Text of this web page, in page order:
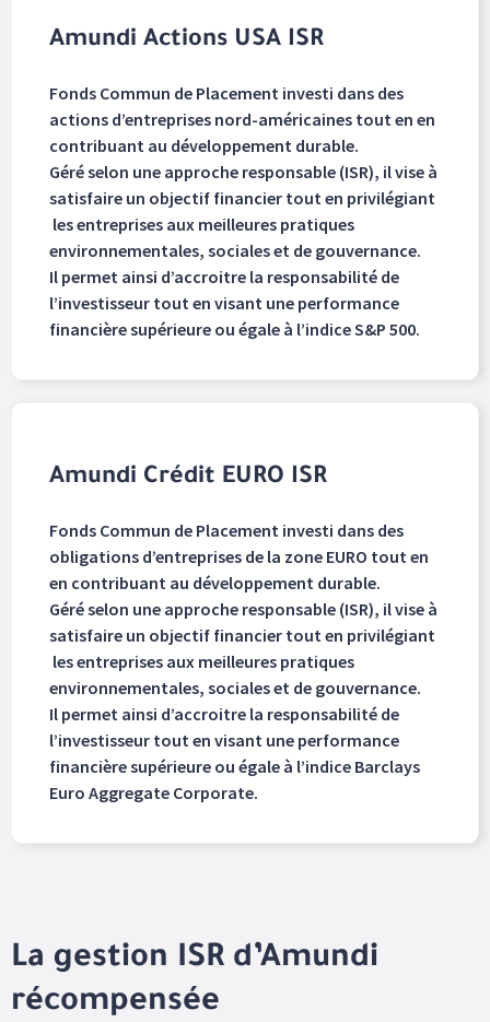
Amundi Actions USA ISR
Fonds Commun de Placement investi dans des
actions d’entreprises nord-américaines tout en en
contribuant au développement durable.
Géré selon une approche responsable (ISR), il vise à
satisfaire un objectif financier tout en privilégiant
les entreprises aux meilleures pratiques
environnementales, sociales et de gouvernance.
Il permet ainsi d’accroitre la responsabilité de
l’investisseur tout en visant une performance
financière supérieure ou égale à l’indice S&P 500.
Amundi Crédit EURO ISR
Fonds Commun de Placement investi dans des
obligations d’entreprises de la zone EURO tout en
en contribuant au développement durable.
Géré selon une approche responsable (ISR), il vise à
satisfaire un objectif financier tout en privilégiant
les entreprises aux meilleures pratiques
environnementales, sociales et de gouvernance.
Il permet ainsi d’accroitre la responsabilité de
l’investisseur tout en visant une performance
financière supérieure ou égale à l’indice Barclays
Euro Aggregate Corporate.
La gestion ISR d’Amundi
récompensée